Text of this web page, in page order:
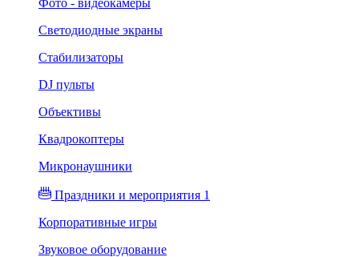
Фото - видеокамеры
Светодиодные экраны
Стабилизаторы
DJ пульты
Объективы
Квадрокоптеры
Микронаушники
Праздники и мероприятия 1
Корпоративные игры
Звуковое оборудование